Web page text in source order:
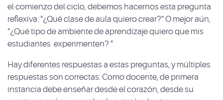
el comienzo del ciclo, debemos hacernos esta pregunta
reflexiva: "¿Qué clase de aula quiero crear?" O mejor aún,
"¿Qué tipo de ambiente de aprendizaje quiero que mis
estudiantes experimenten? "
Hay diferentes respuestas a estas preguntas, y múltiples
respuestas son correctas. Como docente, de primera
instancia debe enseñar desde el corazón, desde su